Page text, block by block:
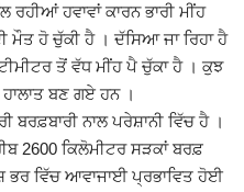
ਹਵਾਵਾਂ ਕਾਰਨ ਭਾਰੀ ਮੀਂਹ
ਮੌਤ ਹੋ ਚੁੱਕੀ ਹੈ । ਦੱਸਿਆ ਜਾ ਰਿਹਾ ਹੈ
ਤੋਂ ਵੱਧ ਮੀਂਹ ਪੈ ਚੁੱਕਾ ਹੈ । ਕੁਝ
ਬਣ ਗਏ ਹਨ ।
ਬਰਫ਼ਬਾਰੀ ਨਾਲ ਪਰੇਸ਼ਾਨੀ ਵਿੱਚ ਹੈ ।
2600 ਕਿਲੋਮੀਟਰ ਸੜਕਾਂ ਬਰਫ਼
ਵਿੱਚ ਆਵਾਜਾਈ ਪ੍ਰਭਾਵਿਤ ਹੋਈ